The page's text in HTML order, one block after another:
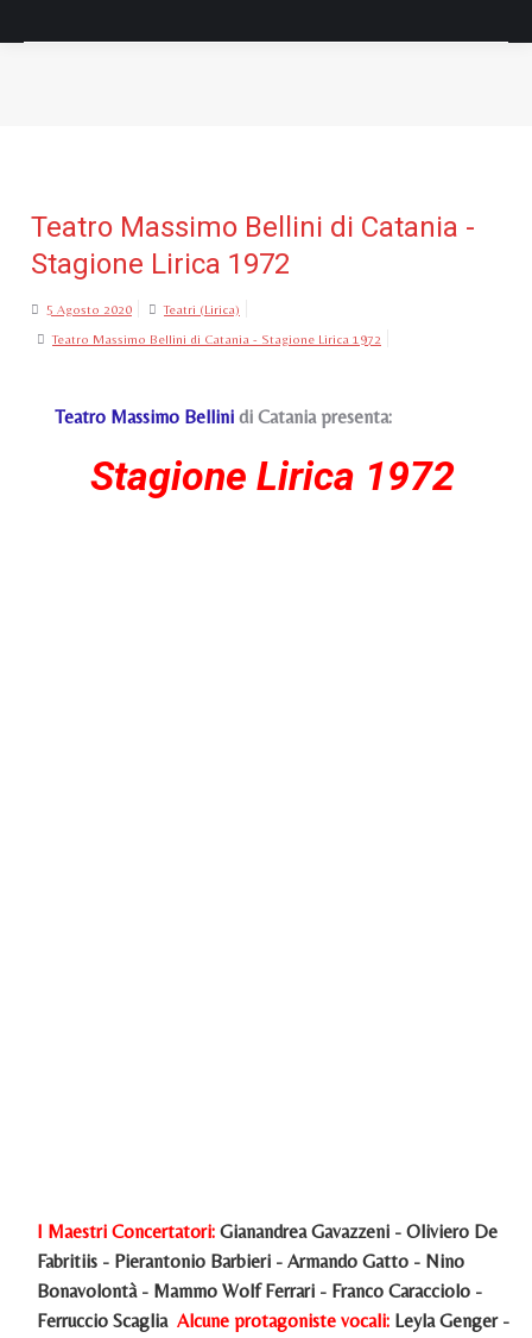
Teatro Massimo Bellini di Catania -
Stagione Lirica 1972
5 Agosto 2020 Teatri (Lirica)
Teatro Massimo Bellini di Catania - Stagione Lirica 1972
Teatro Massimo Bellini di Catania presenta:
Stagione Lirica 1972
I Maestri Concertatori: Gianandrea Gavazzeni - Oliviero De
Fabritiis - Pierantonio Barbieri - Armando Gatto - Nino
Bonavolontà - Mammo Wolf Ferrari - Franco Caracciolo -
Ferruccio Scaglia Alcune protagoniste vocali: Leyla Genger -